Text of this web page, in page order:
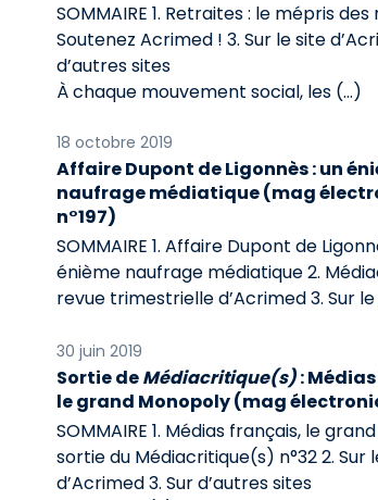
SOMMAIRE 1. Retraites : le mépris des
Soutenez Acrimed ! 3. Sur le site
d’autres sites
À chaque mouvement social, les (…)
18 octobre 2019
Affaire Dupont de Ligonnès : un
naufrage médiatique (mag
n°197)
SOMMAIRE 1. Affaire Dupont de
énième naufrage médiatique 2.
revue trimestrielle d’Acrimed 3. Sur
30 juin 2019
Sortie deMédiacritique(s):
le grand Monopoly (mag
SOMMAIRE 1. Médias français, le
sortie du Médiacritique(s) n°32 2. Sur
d’Acrimed 3. Sur d’autres sites